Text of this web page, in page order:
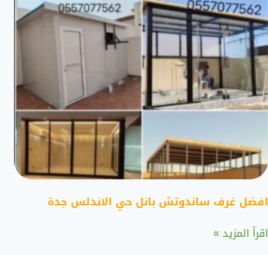
افضل غرف ساندوتش بانل حي الاندلس جدة
اقرأ المزيد »